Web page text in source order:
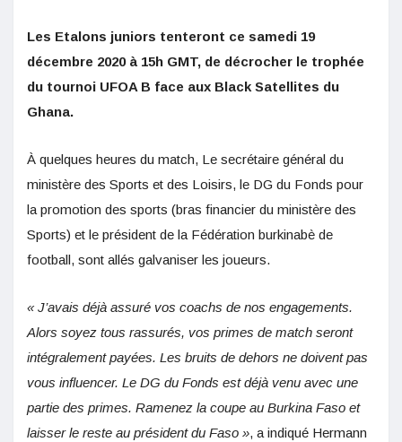
Les Etalons juniors tenteront ce samedi 19
décembre 2020 à 15h GMT, de décrocher le trophée
du tournoi UFOA B face aux Black Satellites du
Ghana.
À quelques heures du match, Le secrétaire général du
ministère des Sports et des Loisirs, le DG du Fonds pour
la promotion des sports (bras financier du ministère des
Sports) et le président de la Fédération burkinabè de
football, sont allés galvaniser les joueurs.
« J’avais déjà assuré vos coachs de nos engagements.
Alors soyez tous rassurés, vos primes de match seront
intégralement payées. Les bruits de dehors ne doivent pas
vous influencer. Le DG du Fonds est déjà venu avec une
partie des primes. Ramenez la coupe au Burkina Faso et
laisser le reste au président du Faso », a indiqué Hermann